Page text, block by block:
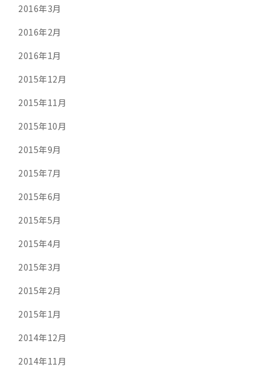
2016年3月
2016年2月
2016年1月
2015年12月
2015年11月
2015年10月
2015年9月
2015年7月
2015年6月
2015年5月
2015年4月
2015年3月
2015年2月
2015年1月
2014年12月
2014年11月